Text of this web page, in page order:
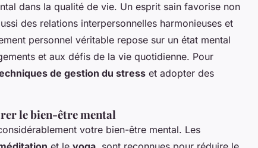
dans la qualité de vie. Un esprit sain favorise non
des relations interpersonnelles harmonieuses et
personnel véritable repose sur un état mental
et aux défis de la vie quotidienne. Pour
de gestion du stress et adopter des
le bien-être mental
votre bien-être mental. Les